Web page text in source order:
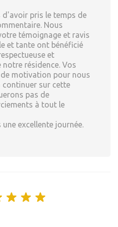
d'avoir pris le temps de
Nous
témoignage et ravis
et tante ont bénéficié
et
notre résidence. Vos
motivation pour nous
continuer sur cette
pas de
à tout le
excellente journée.